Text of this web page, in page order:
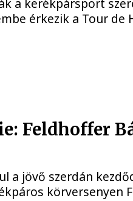
érkezik a Tour de
Feldhoffer
a jövő szerdán
körversenyen